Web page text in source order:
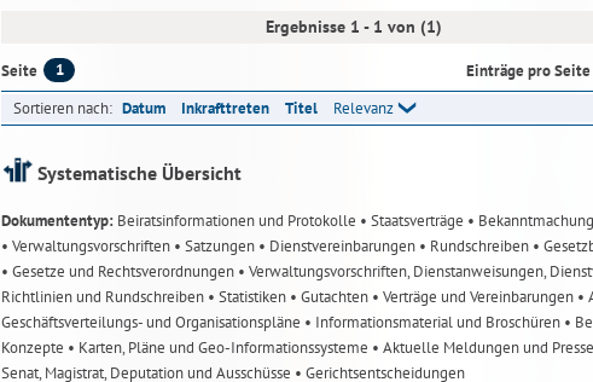
Ergebnisse 1 - 1 von (1)
Seite 1 Einträge pro Seite
Sortieren nach: Datum Inkrafttreten Titel Relevanz
Systematische Übersicht
Dokumententyp: Beiratsinformationen und Protokolle • Staatsverträge •
• Verwaltungsvorschriften • Satzungen • Dienstvereinbarungen • Rundschreiben •
• Gesetze und Rechtsverordnungen • Verwaltungsvorschriften, Dienstanweisungen,
Richtlinien und Rundschreiben • Statistiken • Gutachten • Verträge und Vereinbarungen •
Geschäftsverteilungs- und Organisationspläne • Informationsmaterial und Broschüren •
Konzepte • Karten, Pläne und Geo-Informationssysteme • Aktuelle Meldungen und
Senat, Magistrat, Deputation und Ausschüsse • Gerichtsentscheidungen